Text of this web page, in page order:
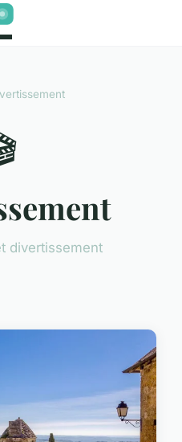
divertissement